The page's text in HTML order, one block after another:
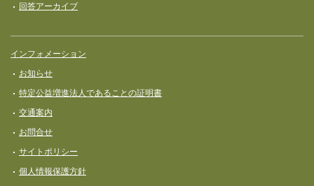
回答アーカイブ
インフォメーション
お知らせ
特定公益増進法人であることの証明書
交通案内
お問合せ
サイトポリシー
個人情報保護方針